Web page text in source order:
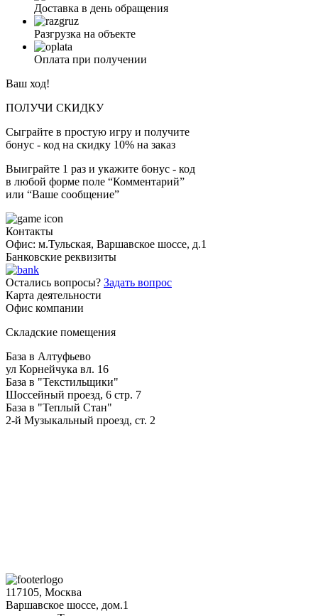
Доставка в день обращения
Разгрузка на объекте
Оплата при получении
Ваш ход!
ПОЛУЧИ СКИДКУ
Сыграйте в простую игру и получите
бонус - код на скидку 10% на заказ
Выиграйте 1 раз и укажите бонус - код
в любой форме поле “Комментарий”
или “Ваше сообщение”
Контакты
Офис: м.Тульская, Варшавское шоссе, д.1
Банковские реквизиты
Остались вопросы? Задать вопрос
Карта деятельности
Офис компании
Складские помещения
База в Алтуфьево
ул Корнейчука вл. 16
База в "Текстильщики"
Шоссейный проезд, 6 стр. 7
База в "Теплый Стан"
2-й Музыкальный проезд, ст. 2
117105, Москва
Варшавское шоссе, дом.1